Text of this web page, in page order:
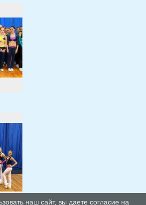
наш сайт, вы даете согласие на